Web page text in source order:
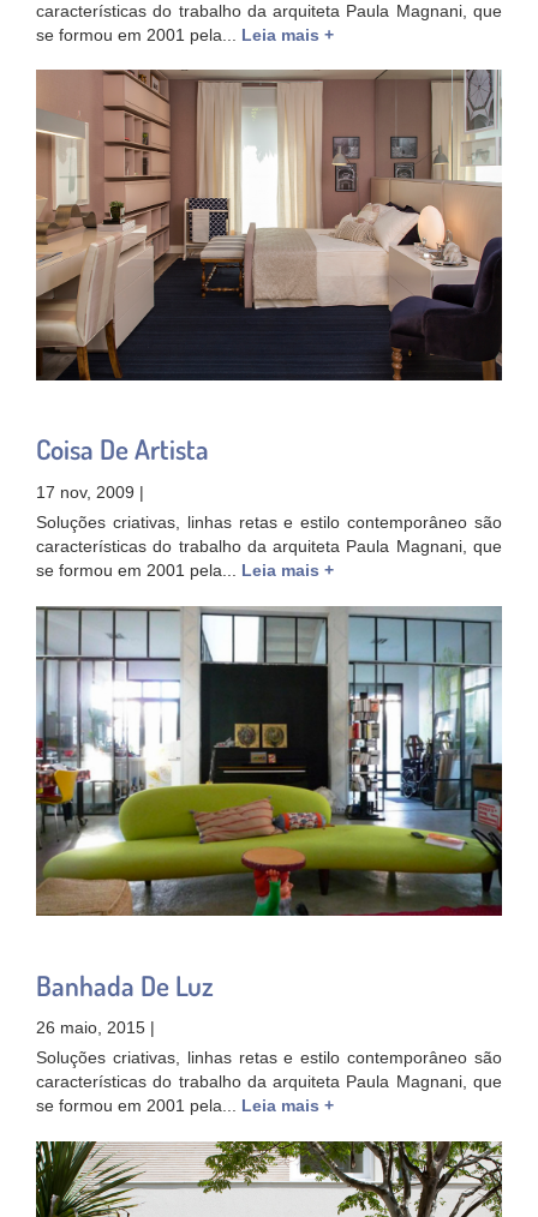
características do trabalho da arquiteta Paula Magnani, que
se formou em 2001 pela... Leia mais +
Coisa De Artista
17 nov, 2009 |
Soluções criativas, linhas retas e estilo contemporâneo são
características do trabalho da arquiteta Paula Magnani, que
se formou em 2001 pela...
Leia mais +
Banhada De Luz
26 maio, 2015 |
Soluções criativas, linhas retas e estilo contemporâneo são
características do trabalho da arquiteta Paula Magnani, que
se formou em 2001 pela... Leia mais +